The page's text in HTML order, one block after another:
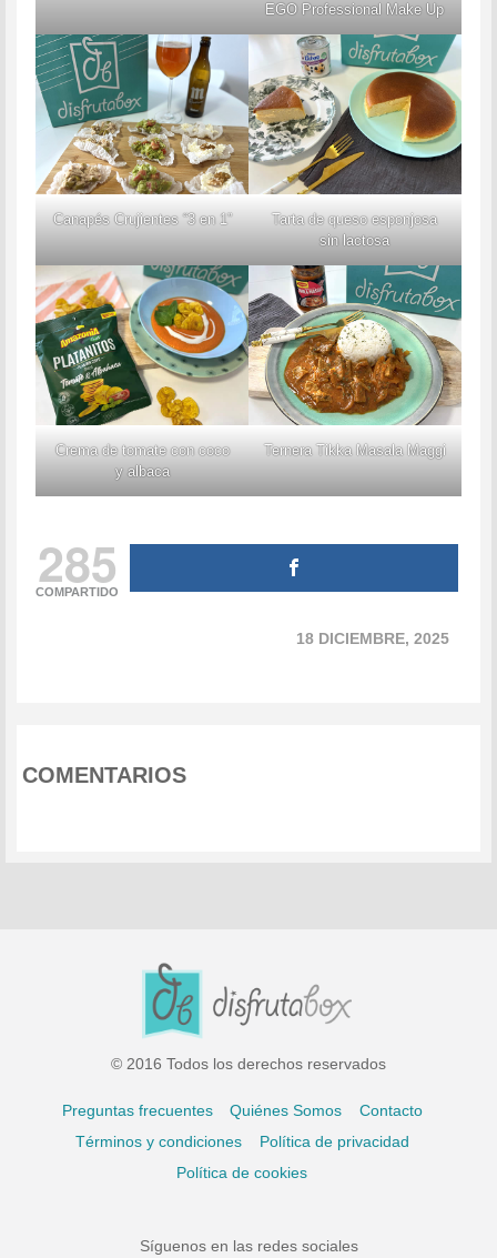
EGO Professional Make Up
Canapés Crujientes “3 en 1”
Tarta de queso esponjosa
sin lactosa
Crema de tomate con coco
y albaca
Ternera Tikka Masala Maggi
285
COMPARTIDO
18 DICIEMBRE, 2025
COMENTARIOS
© 2016 Todos los derechos reservados
Preguntas frecuentes Quiénes Somos
Contacto
Términos y condiciones
Política de privacidad
Política de cookies
Síguenos en las redes sociales